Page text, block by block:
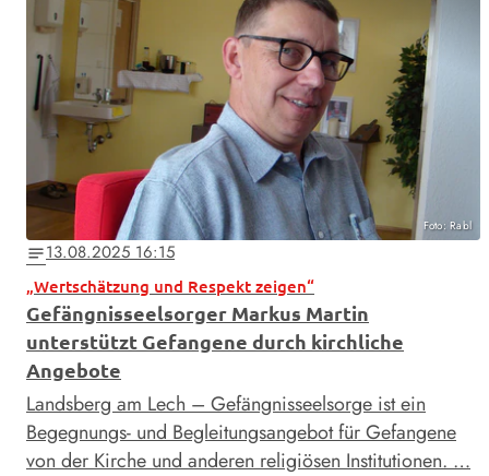
Foto: Rabl
notes13.08.2025 16:15
„Wertschätzung und Respekt zeigen“
Gefängnisseelsorger Markus Martin
unterstützt Gefangene durch kirchliche
Angebote
Landsberg am Lech – Gefängnisseelsorge ist ein
Begegnungs- und Begleitungsangebot für Gefangene
von der Kirche und anderen religiösen Institutionen. …